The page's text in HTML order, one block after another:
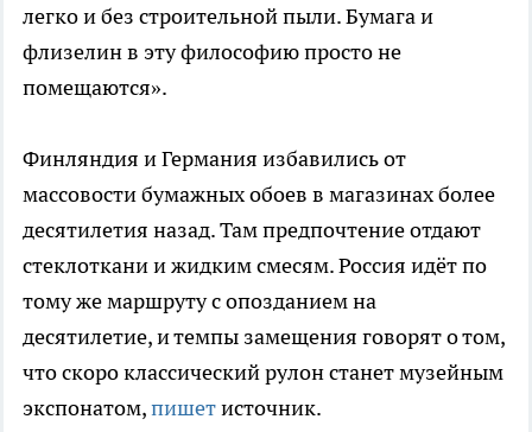
легко и без строительной пыли. Бумага и
флизелин в эту философию просто не
помещаются».
Финляндия и Германия избавились от
массовости бумажных обоев в магазинах более
десятилетия назад. Там предпочтение отдают
стеклоткани и жидким смесям. Россия идёт по
тому же маршруту с опозданием на
десятилетие, и темпы замещения говорят о том,
что скоро классический рулон станет музейным
экспонатом,пишетисточник.